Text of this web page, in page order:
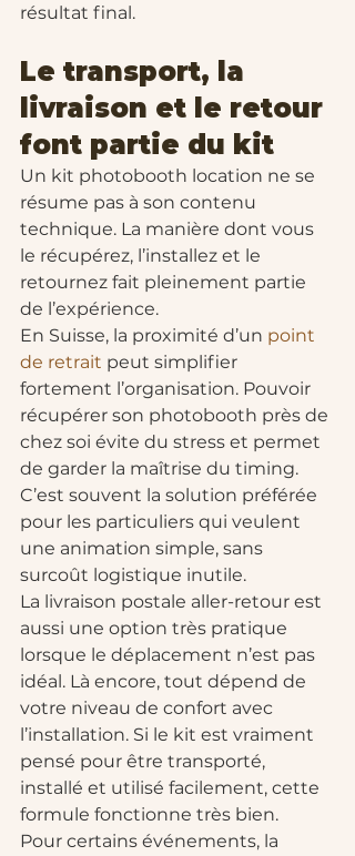
résultat final.
Le transport, la
livraison et le retour
font partie du kit
Un kit photobooth location ne se
résume pas à son contenu
technique. La manière dont vous
le récupérez, l’installez et le
retournez fait pleinement partie
de l’expérience.
En Suisse, la proximité d’un point
de retrait peut simplifier
fortement l’organisation. Pouvoir
récupérer son photobooth près de
chez soi évite du stress et permet
de garder la maîtrise du timing.
C’est souvent la solution préférée
pour les particuliers qui veulent
une animation simple, sans
surcoût logistique inutile.
La livraison postale aller-retour est
aussi une option très pratique
lorsque le déplacement n’est pas
idéal. Là encore, tout dépend de
votre niveau de confort avec
l’installation. Si le kit est vraiment
pensé pour être transporté,
installé et utilisé facilement, cette
formule fonctionne très bien.
Pour certains événements, la